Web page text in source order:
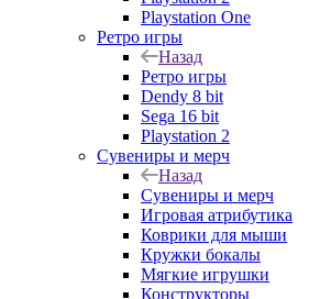
Playstation One
Ретро игры
Назад
Ретро игры
Dendy 8 bit
Sega 16 bit
Playstation 2
Сувениры и мерч
Назад
Сувениры и мерч
Игровая атрибутика
Коврики для мыши
Кружки бокалы
Мягкие игрушки
Конструкторы